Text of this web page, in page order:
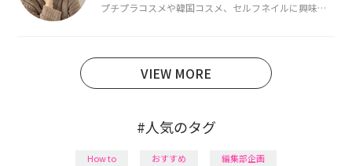
プチプラコスメや韓国コスメ、セルフネイルに興味が
日本化粧品検定1級保有。
VIEW MORE
#人気のタグ
How to おすすめ
編集部企画